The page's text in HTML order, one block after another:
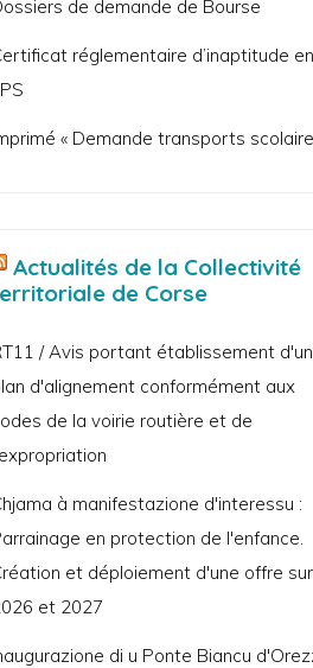
de demande de Bourse
réglementaire d’inaptitude en
« Demande transports
Actualités de la Collectivité
de Corse
/ Avis portant établissement d'un
d'alignement conformément aux
de la voirie routière et de
à manifestazione d'interessu :
en protection de l'enfance.
et déploiement d'une offre sur
et 2027
di u Ponte Biancu